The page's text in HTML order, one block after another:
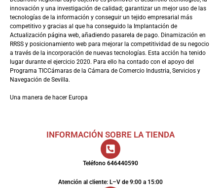
innovación y una investigación de calidad; garantizar un mejor uso de las
tecnologías de la información y conseguir un tejido empresarial más
competitivo y gracias al que ha conseguido la Implantación de
Actualización página web, añadiendo pasarela de pago. Dinamización en
RRSS y posicionamiento web para mejorar la competitividad de su negocio
a través de la incorporación de nuevas tecnologías. Esta acción ha tenido
lugar durante el ejercicio 2020. Para ello ha contado con el apoyo del
Programa TICCámaras de la Cámara de Comercio Industria, Servicios y
Navegación de Sevilla.
Una manera de hacer Europa
INFORMACIÓN SOBRE LA TIENDA
Teléfono 646440590
Atención al cliente: L–V de 9:00 a 15:00